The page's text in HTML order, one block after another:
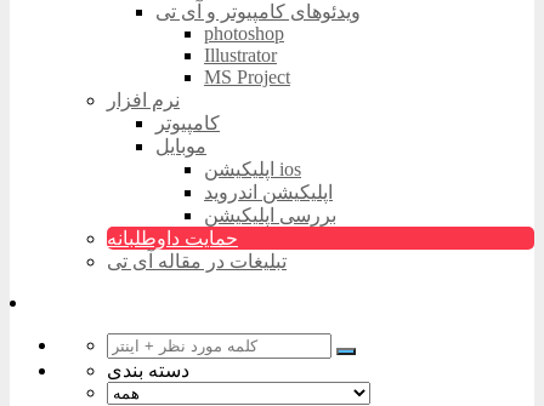
ویدئوهای کامپیوتر و آی تی
photoshop
Illustrator
MS Project
نرم افزار
کامپیوتر
موبایل
اپلیکیشن ios
اپلیکیشن اندروید
بررسی اپلیکیشن
حمایت داوطلبانه
تبلیغات در مقاله آی تی
دسته بندی